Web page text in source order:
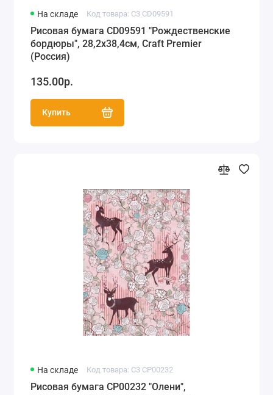
На складе Код товара: C3 CD09591
Рисовая бумага CD09591 "Рождественские
бордюры", 28,2х38,4см, Craft Premier
(Россия)
135.00р.
Купить
На складе Код товара: C3 CP00232
Рисовая бумага CP00232 "Олени",